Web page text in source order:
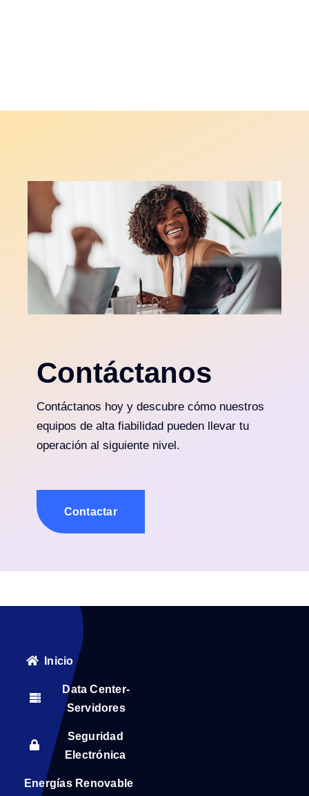
Contáctanos
Contáctanos hoy y descubre cómo nuestros
equipos de alta fiabilidad pueden llevar tu
operación al siguiente nivel.
Contactar
Inicio
Data Center-
Servidores
Seguridad
Electrónica
Energías Renovable